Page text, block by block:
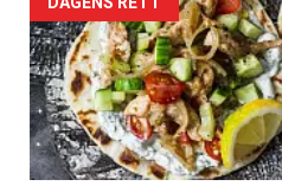
Artikler
detail
-
section